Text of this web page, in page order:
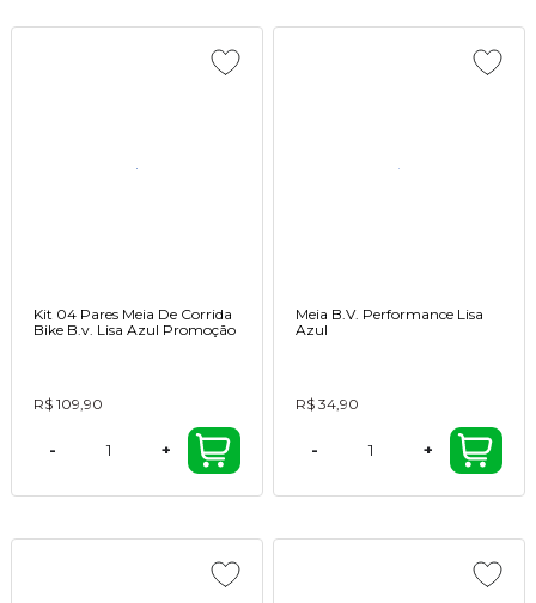
Kit 04 Pares Meia De Corrida
Bike B.v. Lisa Azul Promoção
R$ 109,90
- +
Meia B.V. Performance Lisa
Azul
R$ 34,90
- +